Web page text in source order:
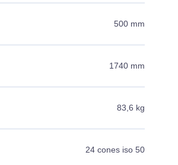
500 mm
1740 mm
83,6 kg
24 cones iso 50